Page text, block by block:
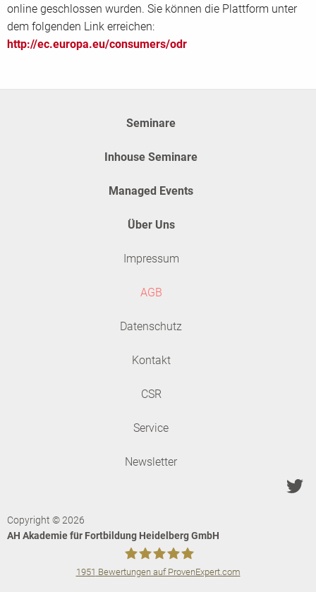
online geschlossen wurden. Sie können die Plattform unter
dem folgenden Link erreichen:
http://ec.europa.eu/consumers/odr
Seminare
Inhouse Seminare
Managed Events
Über Uns
Impressum
AGB
Datenschutz
Kontakt
CSR
Service
Newsletter
Copyright © 2026
AH Akademie für Fortbildung Heidelberg GmbH
1951 Bewertungen auf ProvenExpert.com